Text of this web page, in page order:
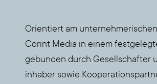
Ori­en­tiert am
Corint Media in einem
gebun­den durch Gesell­schaf­ter
inha­ber sowie